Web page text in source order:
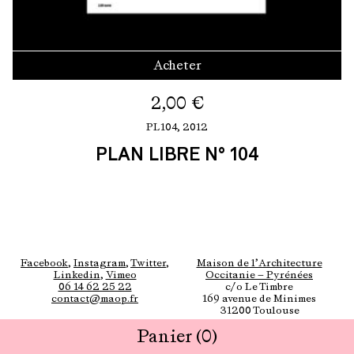
Acheter
2,00 €
PL104, 2012
PLAN LIBRE N° 104
Panier (0)
Facebook, Instagram, Twitter,
Linkedin, Vimeo
Maison de l’Architecture
Occitanie — Pyrénées
06 14 62 25 22
contact@maop.fr
c/o Le Timbre
169 avenue de Minimes
31200 Toulouse